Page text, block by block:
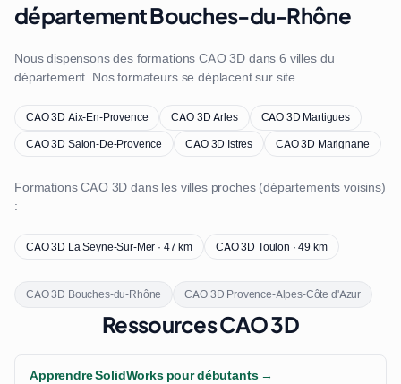
département Bouches-du-Rhône
Nous dispensons des formations CAO 3D dans 6 villes du
département. Nos formateurs se déplacent sur site.
CAO 3D Aix-En-Provence CAO 3D Arles
CAO 3D Martigues
CAO 3D Salon-De-Provence
CAO 3D Istres CAO 3D Marignane
Formations CAO 3D dans les villes proches (départements voisins)
:
CAO 3D La Seyne-Sur-Mer · 47 km CAO 3D Toulon · 49 km
CAO 3D Bouches-du-Rhône CAO 3D Provence-Alpes-Côte d'Azur
Ressources CAO 3D
Apprendre SolidWorks pour débutants →